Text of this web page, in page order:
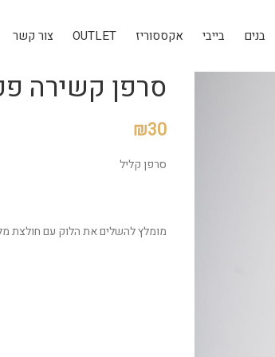
בנים בייבי אקססוריז OUTLET צור קשר
סרפן קשירה
₪30
סרפן קליל
מומלץ להשלים את הלוק עם חולצת